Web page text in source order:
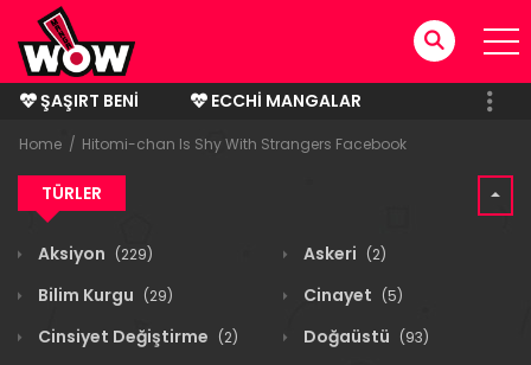
ŞAŞIRT BENI
ECCHI MANGALAR
BITMIŞ MANGALAR
Home Hitomi-chan Is Shy With Strangers Facebook
TÜRLER
Aksiyon (229) Askeri (2)
Bilim Kurgu (29) Cinayet (5)
Cinsiyet Değiştirme (2) Doğaüstü (93)